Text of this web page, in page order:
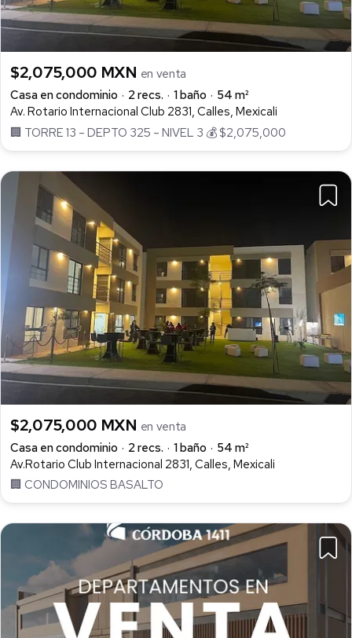
$2,075,000 MXN en venta
Casa en condominio
2 recs. 1 baño
54 m²
Av. Rotario Internacional Club 2831, Calles, Mexicali
🏢 TORRE 13 – DEPTO 325 – NIVEL 3 💰 $2,075,000
$2,075,000 MXN en venta
Casa en condominio
2 recs. 1 baño
54 m²
Av.Rotario Club Internacional 2831, Calles, Mexicali
🏢 CONDOMINIOS BASALTO